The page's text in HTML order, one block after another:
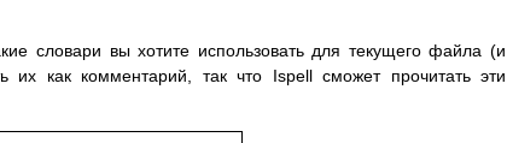
словари вы хотите использовать для текущего файла (и
их как комментарий, так что Ispell сможет прочитать эти